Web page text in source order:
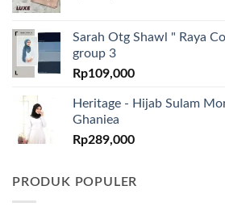
Sarah Otg Shawl " Raya
group 3
Rp109,000
Heritage - Hijab Sulam
Ghaniea
Rp289,000
PRODUK POPULER